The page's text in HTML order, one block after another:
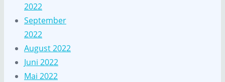
2022
September
2022
August 2022
Juni 2022
Mai 2022